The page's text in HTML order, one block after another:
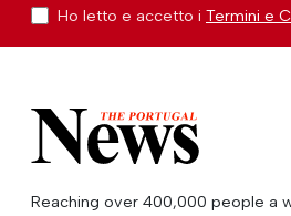
Ho letto e accetto i Termini e
Reaching over 400,000 people a